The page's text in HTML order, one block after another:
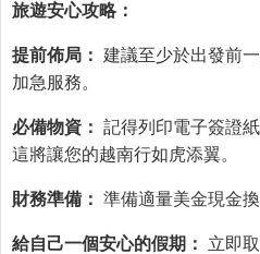
旅遊安心攻略：
提前佈局： 建議至少於出發前
加急服務。
必備物資： 記得列印電子簽證紙
這將讓您的越南行如虎添翼。
財務準備： 準備適量美金現金
給自己一個安心的假期：
立即